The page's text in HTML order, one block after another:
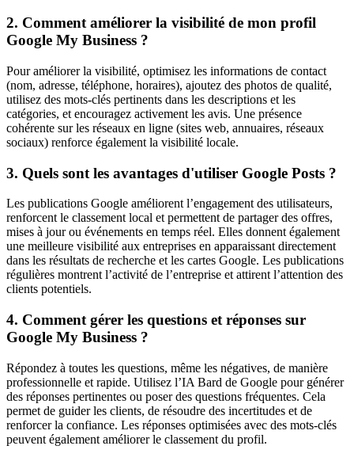
2. Comment améliorer la visibilité de mon profil
Google My Business ?
Pour améliorer la visibilité, optimisez les informations de contact
(nom, adresse, téléphone, horaires), ajoutez des photos de qualité,
utilisez des mots-clés pertinents dans les descriptions et les
catégories, et encouragez activement les avis. Une présence
cohérente sur les réseaux en ligne (sites web, annuaires, réseaux
sociaux) renforce également la visibilité locale.
3. Quels sont les avantages d'utiliser Google Posts ?
Les publications Google améliorent l’engagement des utilisateurs,
renforcent le classement local et permettent de partager des offres,
mises à jour ou événements en temps réel. Elles donnent également
une meilleure visibilité aux entreprises en apparaissant directement
dans les résultats de recherche et les cartes Google. Les publications
régulières montrent l’activité de l’entreprise et attirent l’attention des
clients potentiels.
4. Comment gérer les questions et réponses sur
Google My Business ?
Répondez à toutes les questions, même les négatives, de manière
professionnelle et rapide. Utilisez l’IA Bard de Google pour générer
des réponses pertinentes ou poser des questions fréquentes. Cela
permet de guider les clients, de résoudre des incertitudes et de
renforcer la confiance. Les réponses optimisées avec des mots-clés
peuvent également améliorer le classement du profil.